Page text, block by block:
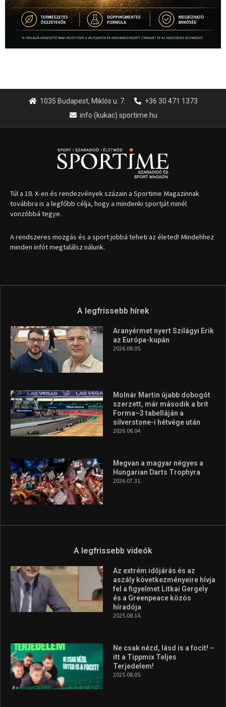
1035 Budapest, Miklós u. 7.
+36 30 471 1373
info (kukac) sportime.hu
Túl a 18. X-en és rendezvények százain a Sportime Magazinnak
továbbra is a legfőbb célja, hogy a mindenki sportját minél
vonzóbbá tegye.
A rendszeres mozgás és a sport jobbá teheti az életed! Mindehhez
minden infót megtalálsz nálunk.
A legfrissebb hírek
Aranyérmet nyert Szilágyi Erik
az Európa-kupán
2026.08.05.
Molnár Martin újabb dobogót
szerzett, már második a brit
Forma–3 tabelláján a
silverstone-i hétvége után
2026.08.04.
Megvan a magyar négyes a
Hungarian Darts Trophyra
2026.07.31.
A legfrissebb videók
Az extrém időjárás és az
aszály következményeire hívja
fel a figyelmet Litkai Gergely
és a Greenpeace közös
híradója
2025.08.14.
Ne csak nézd, lásd is a focit! –
itt a Tippmix Teljes
Terjedelem!
2025.08.05.